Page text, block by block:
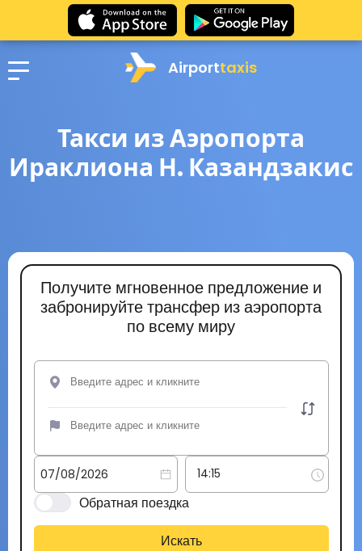
Airporttaxis
Такси из Аэропорта
Ираклиона Н. Казандзакис
Получите мгновенное предложение и
забронируйте трансфер из аэропорта
по всему миру
Обратная поездка
Искать